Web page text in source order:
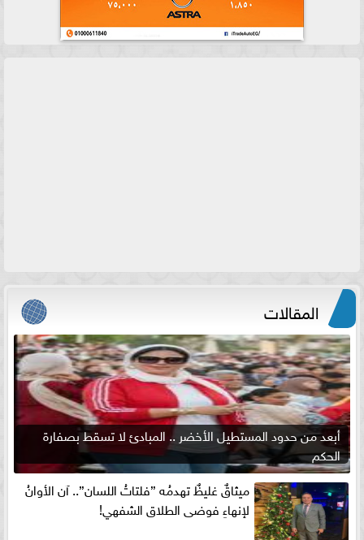
المقالات
أبعد من حدود المستطيل الأخضر .. المبادئ لا تسقط بصفارة
الحكم
ميثاقٌ غليظٌ تهدمُه ”فلتاتُ اللسان”.. آن الأوانُ
لإنهاءِ فوضى الطلاق الشفهي!